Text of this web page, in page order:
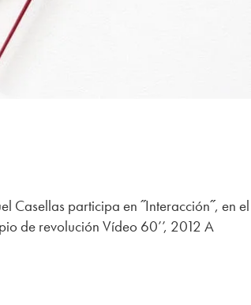
participa en ˝Interacción˝, en el
de revolución Vídeo 60’’, 2012 A